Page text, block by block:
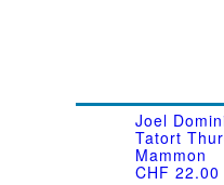
Joel
Tatort
Mammon
CHF 22.00